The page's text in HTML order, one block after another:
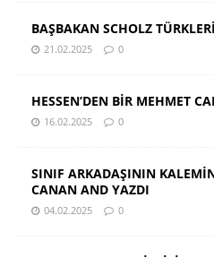
BAŞBAKAN SCHOLZ
21.02.2025 0
HESSEN’DEN BİR MEHMET
16.02.2025 0
SINIF ARKADAŞININ
CANAN AND YAZDI
04.02.2025 0